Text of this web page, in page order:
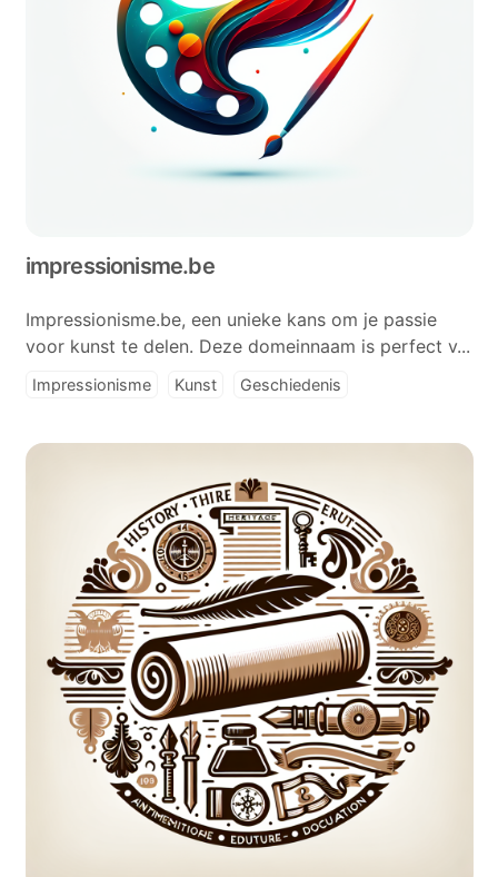
impressionisme.be
Impressionisme.be, een unieke kans om je passie
voor kunst te delen. Deze domeinnaam is perfect v...
Impressionisme Kunst Geschiedenis